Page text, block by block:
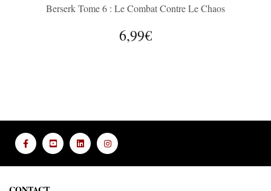
Berserk Tome 6 : Le Combat Contre Le Chaos
6,99€